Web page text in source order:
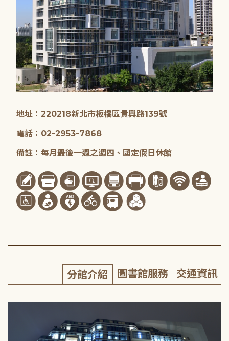
地址：220218新北市板橋區貴興路139號
電話：02-2953-7868
備註：每月最後一週之週四、國定假日休館
分館介紹 圖書館服務 交通資訊